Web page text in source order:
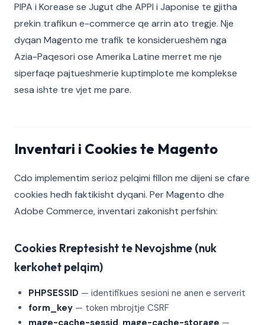
PIPA i Korease se Jugut dhe APPI i Japonise te gjitha
prekin trafikun e-commerce qe arrin ato tregje. Nje
dyqan Magento me trafik te konsiderueshëm nga
Azia-Paqesori ose Amerika Latine merret me nje
siperfaqe pajtueshmerie kuptimplote me komplekse
sesa ishte tre vjet me pare.
Inventari i Cookies te Magento
Cdo implementim serioz pelqimi fillon me dijeni se cfare
cookies hedh faktikisht dyqani. Per Magento dhe
Adobe Commerce, inventari zakonisht perfshin:
Cookies Rreptesisht te Nevojshme (nuk
kerkohet pelqim)
PHPSESSID — identifikues sesioni ne anen e serverit
form_key — token mbrojtje CSRF
mage-cache-sessid, mage-cache-storage —